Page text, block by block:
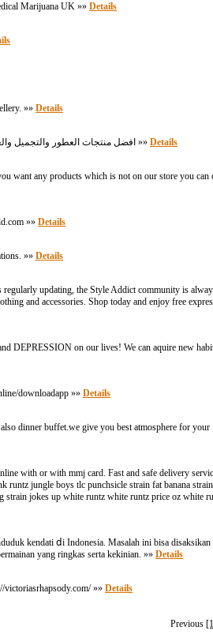
Marijuana UK »» Details
»» Details
افضل منتجات العطور والتجميل والعناية بالبشرة اونلاين مع افضل موقع للتجارة الإلكترونية متخصص لبيع المنتجات الاصلية من المكياج والعطور والعناية بالبشرة لأكثر من 150ماركة عالمية »» Details
want any products which is not on our store you can
»» Details
»» Details
updating, the Style Addict community is
and accessories. Shop today and enjoy free
DEPRESSION on our lives! We can aquire new
downloadapp »» Details
dinner buffet.we give you best atmosphere for
with or with mmj card. Fast and safe delivery
runtz jungle boys tlc punchsicle strain fat banana
strain jokes up white runtz white runtz price oz white
kendati ⅾi Indonesia. Masalah ini bisa disaksikan
yang ringkas serta kekinian. »» Details
»» Details
Previous